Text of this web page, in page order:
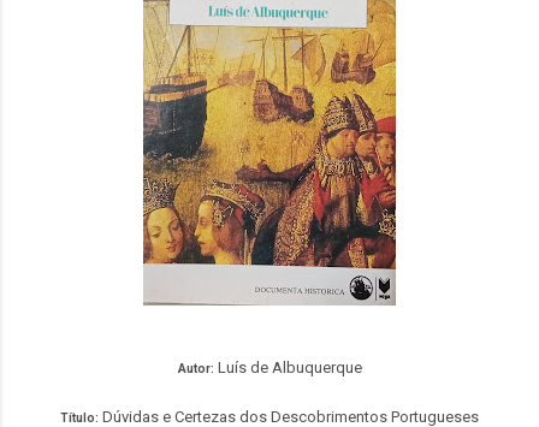
Autor: Luís de Albuquerque
Título: Dúvidas e Certezas dos Descobrimentos Portugueses